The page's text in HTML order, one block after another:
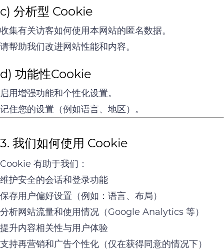
c) 分析型 Cookie
收集有关访客如何使用本网站的匿名数据。
请帮助我们改进网站性能和内容。
d) 功能性Cookie
启用增强功能和个性化设置。
记住您的设置（例如语言、地区）。
3. 我们如何使用 Cookie
Cookie 有助于我们：
维护安全的会话和登录功能
保存用户偏好设置（例如：语言、布局）
分析网站流量和使用情况（Google Analytics 等）
提升内容相关性与用户体验
支持再营销和广告个性化（仅在获得同意的情况下）